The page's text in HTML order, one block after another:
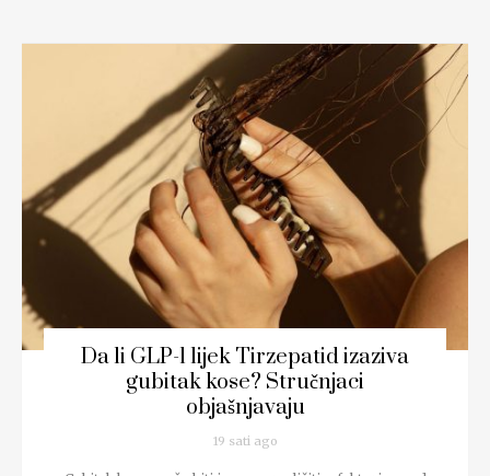
Da li GLP-1 lijek Tirzepatid izaziva
gubitak kose? Stručnjaci
objašnjavaju
19 sati ago